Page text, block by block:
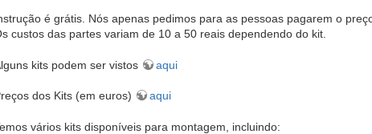
é grátis. Nós apenas pedimos para as pessoas pagarem o
custos das partes variam de 10 a 50 reais dependendo do kit.
kits podem ser vistos aqui
dos Kits (em euros) aqui
vários kits disponíveis para montagem, incluindo: